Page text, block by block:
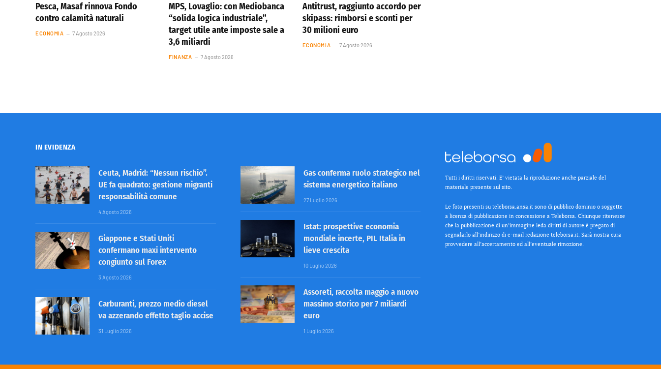
Pesca, Masaf rinnova Fondo
contro calamità naturali
ECONOMIA 7 Agosto 2026
MPS, Lovaglio: con Mediobanca
“solida logica industriale”,
target utile ante imposte sale a
3,6 miliardi
FINANZA 7 Agosto 2026
Antitrust, raggiunto accordo per
skipass: rimborsi e sconti per
30 milioni euro
ECONOMIA 7 Agosto 2026
IN EVIDENZA
Ceuta, Madrid: “Nessun rischio”.
UE fa quadrato: gestione migranti
responsabilità comune
4 Agosto 2026
Giappone e Stati Uniti
confermano maxi intervento
congiunto sul Forex
3 Agosto 2026
Carburanti, prezzo medio diesel
va azzerando effetto taglio accise
31 Luglio 2026
Gas conferma ruolo strategico nel
sistema energetico italiano
27 Luglio 2026
Istat: prospettive economia
mondiale incerte, PIL Italia in
lieve crescita
10 Luglio 2026
Assoreti, raccolta maggio a nuovo
massimo storico per 7 miliardi
euro
1 Luglio 2026
Tutti i diritti riservati. E’ vietata la riproduzione anche parziale del
materiale presente sul sito.
Le foto presenti su teleborsa.ansa.it sono di pubblico dominio o soggette
a licenza di pubblicazione in concessione a Teleborsa. Chiunque ritenesse
che la pubblicazione di un’immagine leda diritti di autore è pregato di
segnalarlo all’indirizzo di e-mail redazione teleborsa.it. Sarà nostra cura
provvedere all’accertamento ed all’eventuale rimozione.